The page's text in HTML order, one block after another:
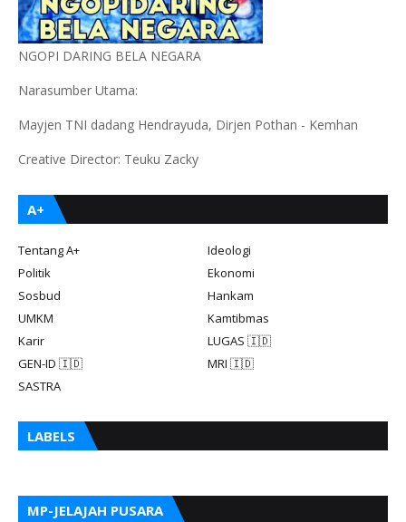
NGOPI DARING BELA NEGARA
Narasumber Utama:
Mayjen TNI dadang Hendrayuda, Dirjen Pothan - Kemhan
Creative Director: Teuku Zacky
A+
Tentang A+
Ideologi
Politik
Ekonomi
Sosbud
Hankam
UMKM
Kamtibmas
Karir
LUGAS 🇮🇩
GEN-ID 🇮🇩
MRI 🇮🇩
SASTRA
LABELS
MP-JELAJAH PUSARA